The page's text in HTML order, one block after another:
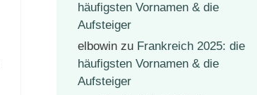
häufigsten Vornamen & die
Aufsteiger
elbowin zu Frankreich 2025: die
häufigsten Vornamen & die
Aufsteiger